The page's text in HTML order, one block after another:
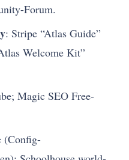
Forum.
: Stripe “Atlas Guide”
Welcome Kit”
Magic SEO Free-
(Config-